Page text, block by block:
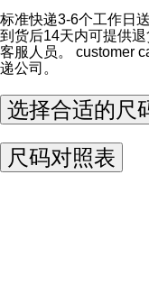
标准快递3-6个工作日
到货后14天内可提供
客服人员。 customer
递公司。
选择合适的尺
尺码对照表